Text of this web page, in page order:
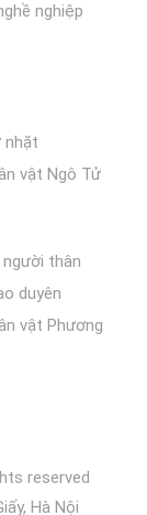
nghiệp
nhặt
vật Ngô Tử
thân
duyên
vật Phương
reserved
Hà Nội